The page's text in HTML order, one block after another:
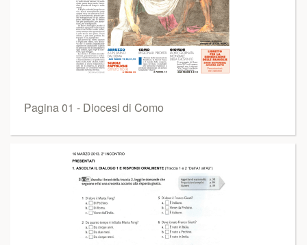
Pagina 01 - Diocesi di Como